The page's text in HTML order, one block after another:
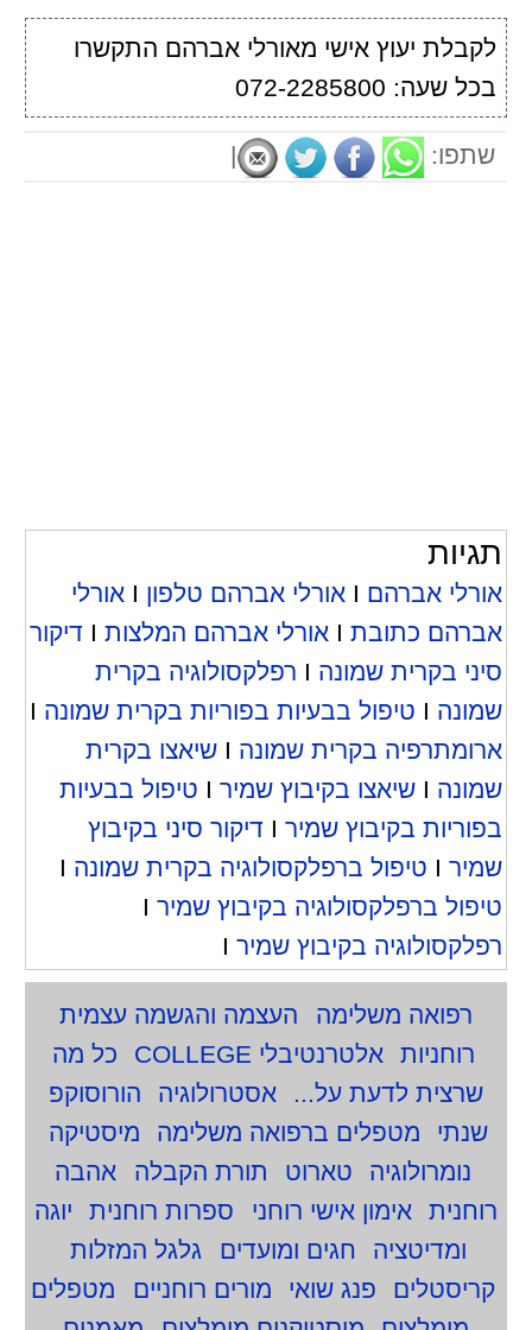
לקבלת יעוץ אישי מאורלי אברהם התקשרו
בכל שעה: 072-2285800
שתפו: |
תגיות
אורלי אברהם אורלי אברהם טלפון
אורלי
אברהם כתובתI אורלי אברהם המלצותI
דיקור
סיני בקרית שמונה
רפלקסולוגיה בקרית
שמונה
טיפול בבעיות בפוריות בקרית שמונה
ארומתרפיה בקרית שמונה
שיאצו בקרית
שמונה
שיאצו בקיבוץ שמירI
טיפול בבעיות
בפוריות בקיבוץ שמירI
דיקור סיני בקיבוץ
שמירI טיפול ברפלקסולוגיה בקרית שמונה
טיפול ברפלקסולוגיה בקיבוץ שמירI
רפלקסולוגיה בקיבוץ שמירI
רפואה משלימה
העצמה והגשמה עצמית
רוחניות
אלטרנטיבלי COLLEGE
כל מה
שרצית לדעת על...
אסטרולוגיה
הורוסוקפ
שנתי
מטפלים ברפואה משלימה
מיסטיקה
נומרולוגיה
טארוט תורת הקבלה
אהבה
רוחנית
אימון אישי רוחני ספרות רוחנית
יוגה
ומדיטציה
חגים ומועדים
גלגל המזלות
קריסטלים
פנג שואי מורים רוחניים
מטפלים